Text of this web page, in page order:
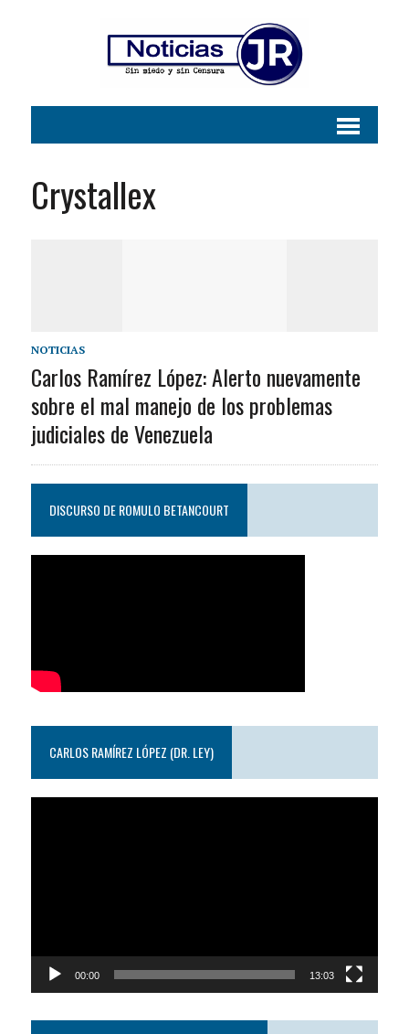
Crystallex
NOTICIAS
Carlos Ramírez López: Alerto nuevamente
sobre el mal manejo de los problemas
judiciales de Venezuela
DISCURSO DE ROMULO BETANCOURT
CARLOS RAMÍREZ LÓPEZ (DR. LEY)
00:00 13:03